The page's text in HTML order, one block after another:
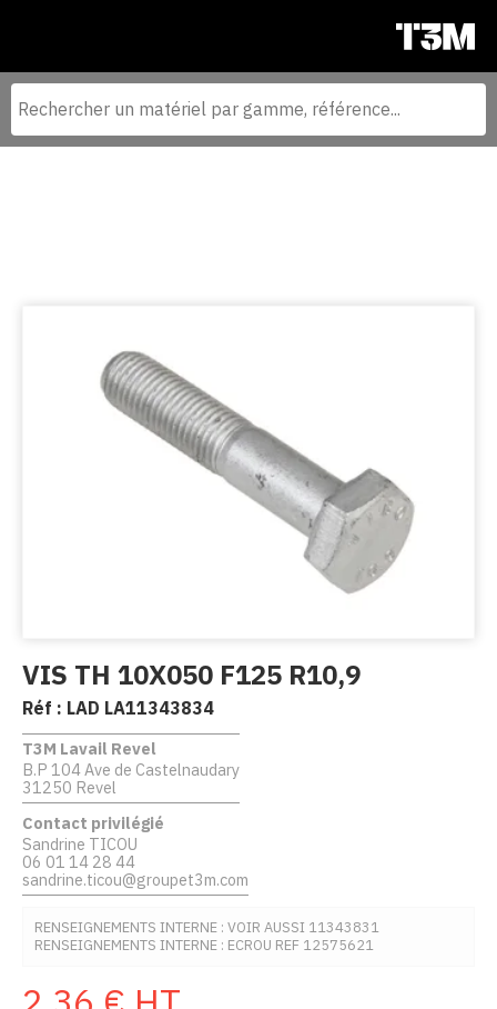
VIS TH 10X050 F125 R10,9
Réf : LAD LA11343834
RENSEIGNEMENTS INTERNE : VOIR AUSSI 11343831
RENSEIGNEMENTS INTERNE : ECROU REF 12575621
T3M Lavail Revel
B.P 104 Ave de Castelnaudary
31250 Revel
Contact privilégié
Sandrine TICOU
06 01 14 28 44
sandrine.ticou@groupet3m.com